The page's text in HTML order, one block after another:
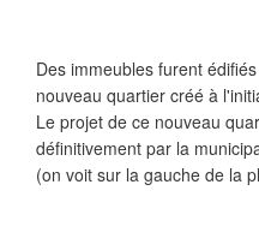
Des immeubles furent
nouveau quartier créé à
Le projet de ce nouveau
définitivement par la
(on voit sur la gauche de la